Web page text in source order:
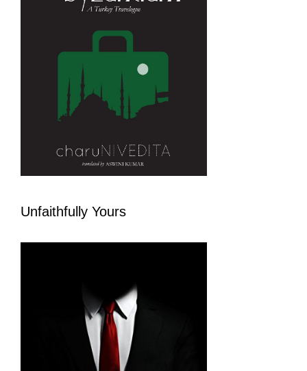
Unfaithfully Yours